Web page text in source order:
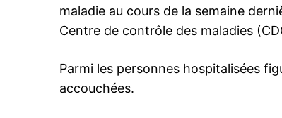
maladie au cours de la semaine
Centre de contrôle des maladies
Parmi les personnes hospitalisées
accouchées.